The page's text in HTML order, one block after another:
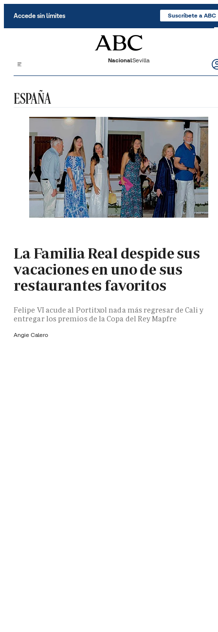
Accede sin límites Suscríbete a ABC
NacionalSevilla
ESPAÑA
La Familia Real despide sus
vacaciones en uno de sus
restaurantes favoritos
Felipe VI acude al Portitxol nada más regresar de Cali y
entregar los premios de la Copa del Rey Mapfre
Angie Calero